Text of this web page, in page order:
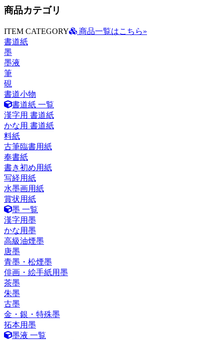
商品カテゴリ
ITEM CATEGORY
商品一覧はこちら»
書道紙
墨
墨液
筆
硯
書道小物
書道紙 一覧
漢字用 書道紙
かな用 書道紙
料紙
古筆臨書用紙
奉書紙
書き初め用紙
写経用紙
水墨画用紙
賞状用紙
墨 一覧
漢字用墨
かな用墨
高級油煙墨
唐墨
青墨・松煙墨
俳画・絵手紙用墨
茶墨
朱墨
古墨
金・銀・特殊墨
拓本用墨
墨液 一覧